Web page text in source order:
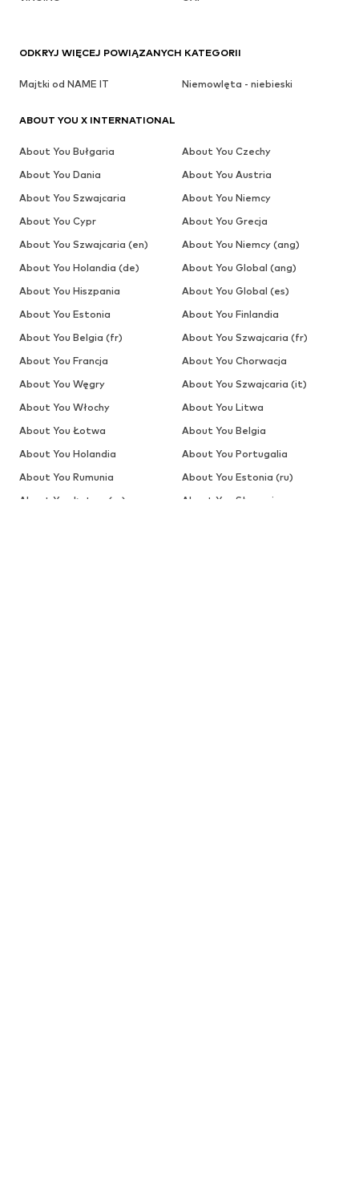
ODKRYJ WIĘCEJ POWIĄZANYCH KATEGORII
Majtki od NAME IT Niemowlęta - niebieski
ABOUT YOU X INTERNATIONAL
About You Bułgaria
About You Czechy
About You Dania
About You Austria
About You Szwajcaria
About You Niemcy
About You Cypr
About You Grecja
About You Szwajcaria (en)
About You Niemcy (ang)
About You Holandia (de)
About You Global (ang)
About You Hiszpania
About You Global (es)
About You Estonia
About You Finlandia
About You Belgia (fr)
About You Szwajcaria (fr)
About You Francja
About You Chorwacja
About You Węgry
About You Szwajcaria (it)
About You Włochy
About You Litwa
About You Łotwa
About You Belgia
About You Holandia
About You Portugalia
About You Rumunia
About You Estonia (ru)
About You Łotwa (ru)
About You Słowacja